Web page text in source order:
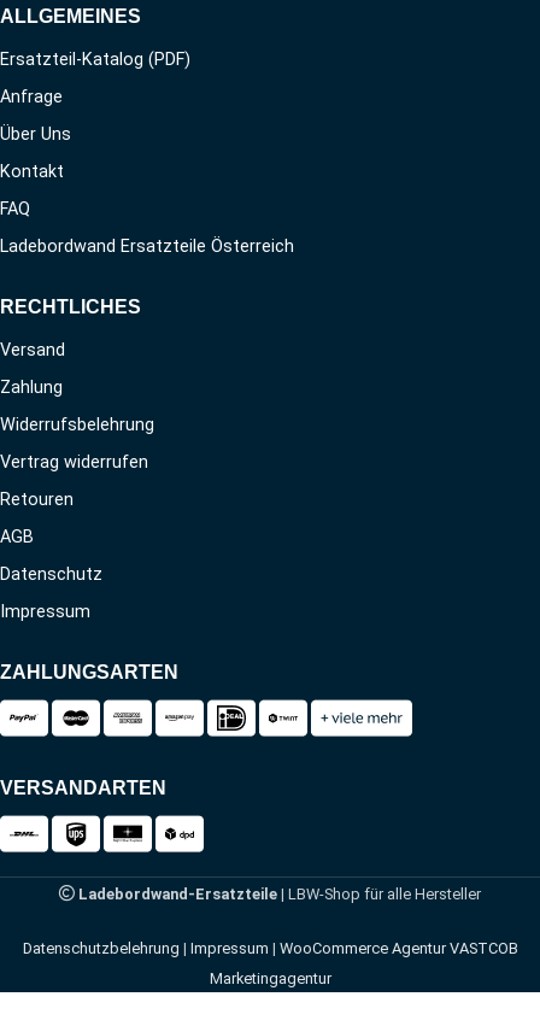
ALLGEMEINES
Ersatzteil-Katalog (PDF)
Anfrage
Über Uns
Kontakt
FAQ
Ladebordwand Ersatzteile Österreich
RECHTLICHES
Versand
Zahlung
Widerrufsbelehrung
Vertrag widerrufen
Retouren
AGB
Datenschutz
Impressum
ZAHLUNGSARTEN
VERSANDARTEN
Ladebordwand-Ersatzteile | LBW-Shop für alle Hersteller
Datenschutzbelehrung | Impressum | WooCommerce Agentur VASTCOB
Marketingagentur